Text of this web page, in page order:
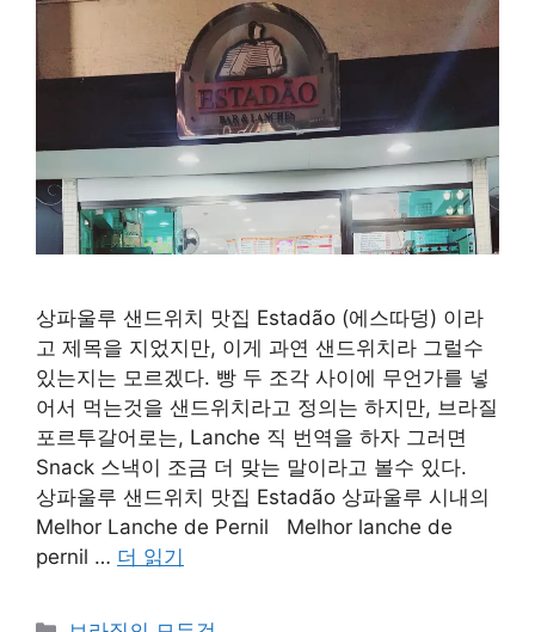
상파울루 샌드위치 맛집 Estadão (에스따덩) 이라
고 제목을 지었지만, 이게 과연 샌드위치라 그럴수
있는지는 모르겠다. 빵 두 조각 사이에 무언가를 넣
어서 먹는것을 샌드위치라고 정의는 하지만, 브라질
포르투갈어로는, Lanche 직 번역을 하자 그러면
Snack 스낵이 조금 더 맞는 말이라고 볼수 있다.
상파울루 샌드위치 맛집 Estadão 상파울루 시내의
Melhor Lanche de Pernil Melhor lanche de
pernil … 더 읽기
카